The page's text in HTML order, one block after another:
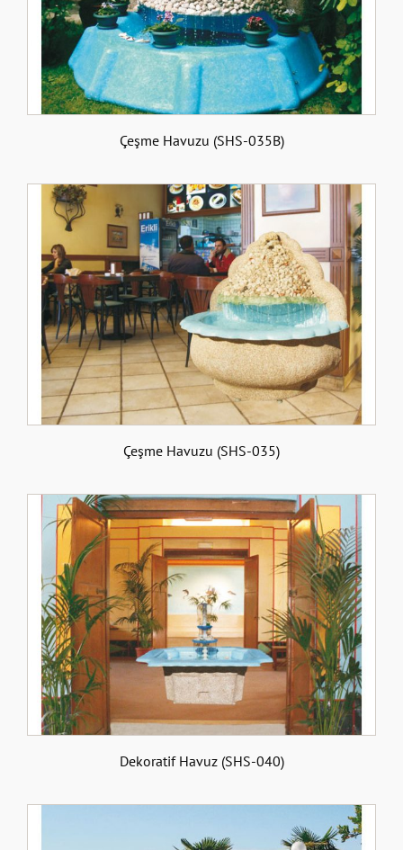
Çeşme Havuzu (SHS-035B)
Çeşme Havuzu (SHS-035)
Dekoratif Havuz (SHS-040)